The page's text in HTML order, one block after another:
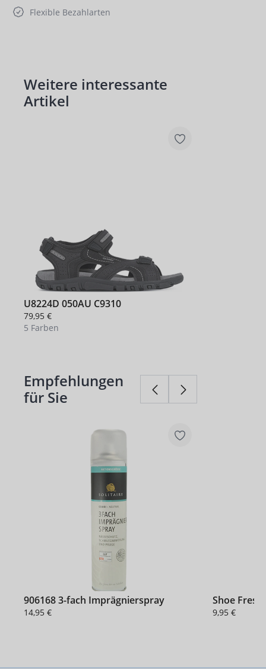
Flexible Bezahlarten
Produktgalerie überspringen
Weitere interessante
Artikel
U8224D 050AU C9310
79,95 €
5 Farben
Produktgalerie überspringen
Empfehlungen
für Sie
906168 3-fach Imprägnierspray
14,95 €
Shoe Fresh
9,95 €